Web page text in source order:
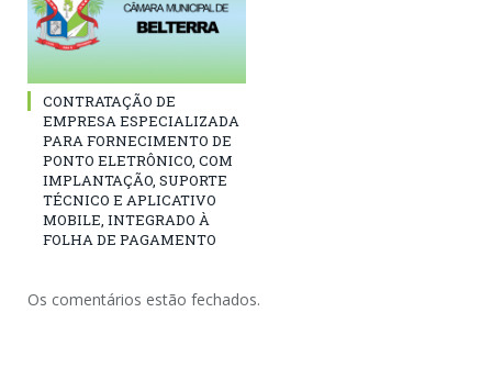
CONTRATAÇÃO DE
EMPRESA ESPECIALIZADA
PARA FORNECIMENTO DE
PONTO ELETRÔNICO, COM
IMPLANTAÇÃO, SUPORTE
TÉCNICO E APLICATIVO
MOBILE, INTEGRADO À
FOLHA DE PAGAMENTO
Os comentários estão fechados.